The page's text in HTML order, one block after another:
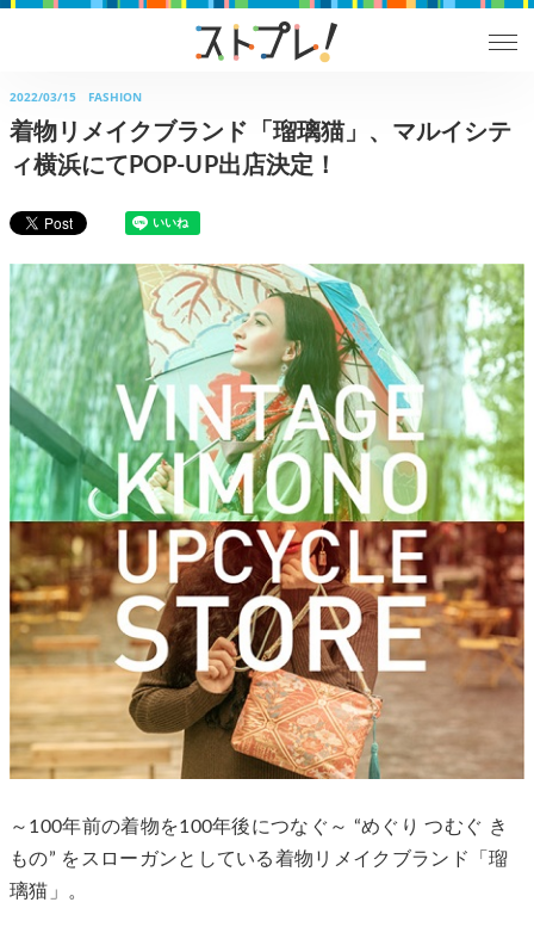
2022/03/15 FASHION
着物リメイクブランド「瑠璃猫」、マルイシテ
ィ横浜にてPOP-UP出店決定！
～100年前の着物を100年後につなぐ～ “めぐり つむぐ き
もの” をスローガンとしている着物リメイクブランド「瑠
璃猫」。